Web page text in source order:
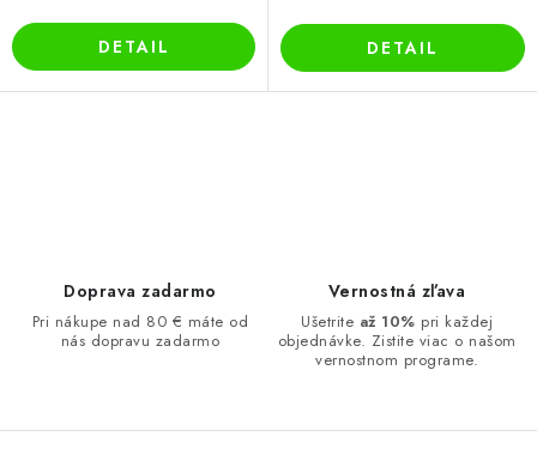
DETAIL DETAIL
Doprava zadarmo
Pri nákupe nad 80 € máte od
nás dopravu zadarmo
Vernostná zľava
Ušetrite až 10% pri každej
objednávke. Zistite viac o našom
vernostnom programe.